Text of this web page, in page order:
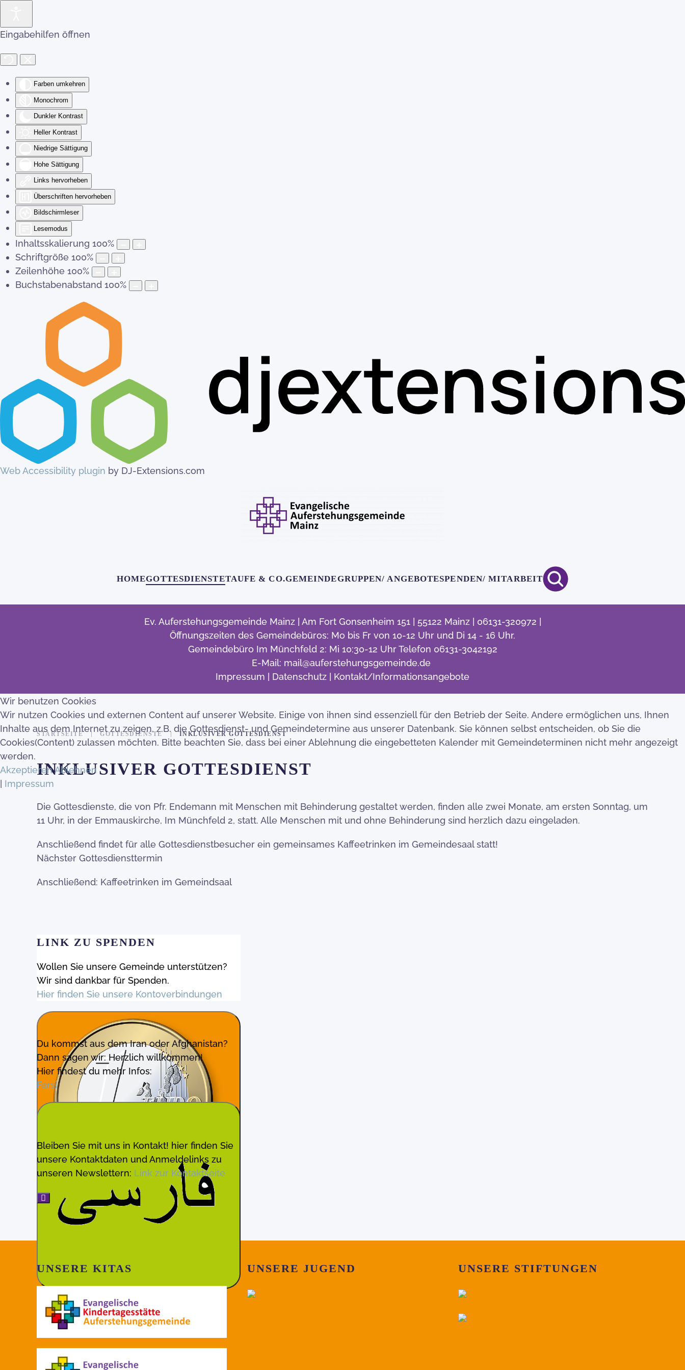
Eingabehilfen öffnen
Farben umkehren
Monochrom
Dunkler Kontrast
Heller Kontrast
Niedrige Sättigung
Hohe Sättigung
Links hervorheben
Überschriften hervorheben
Bildschirmleser
Lesemodus
Inhaltsskalierung 100%
Schriftgröße 100%
Zeilenhöhe 100%
Buchstabenabstand 100%
Web Accessibility plugin by DJ-Extensions.com
Zum Hauptinhalt springen
HOMEGOTTESDIENSTETAUFE & CO.GEMEINDEGRUPPEN/ ANGEBOTESPENDEN/ MITARBEIT
Ev. Auferstehungsgemeinde Mainz | Am Fort Gonsenheim 151 | 55122 Mainz | 06131-320972 |
Öffnungszeiten des Gemeindebüros: Mo bis Fr von 10-12 Uhr und Di 14 - 16 Uhr.
Gemeindebüro Im Münchfeld 2: Mi 10:30-12 Uhr Telefon 06131-3042192
E-Mail: mail@auferstehungsgemeinde.de
Impressum | Datenschutz | Kontakt/Informationsangebote
STARTSEITE GOTTESDIENSTE INKLUSIVER GOTTESDIENST
INKLUSIVER GOTTESDIENST
Die Gottesdienste, die von Pfr. Endemann mit Menschen mit Behinderung gestaltet werden, finden alle zwei Monate, am ersten Sonntag, um
11 Uhr, in der Emmauskirche, Im Münchfeld 2, statt. Alle Menschen mit und ohne Behinderung sind herzlich dazu eingeladen.
Anschließend findet für alle Gottesdienstbesucher ein gemeinsames Kaffeetrinken im Gemeindesaal statt!
Nächster Gottesdiensttermin
Anschließend: Kaffeetrinken im Gemeindsaal
LINK ZU SPENDEN
Wollen Sie unsere Gemeinde unterstützen?
Wir sind dankbar für Spenden.
Hier finden Sie unsere Kontoverbindungen
Du kommst aus dem Iran oder Afghanistan?
Dann sagen wir: Herzlich willkommen!
Hier findest du mehr Infos:
Farsi
Bleiben Sie mit uns in Kontakt! hier finden Sie
unsere Kontaktdaten und Anmeldelinks zu
unseren Newslettern: Link zur Kontaktseite
UNSERE KITAS UNSERE JUGEND UNSERE STIFTUNGEN
Wir benutzen Cookies
Wir nutzen Cookies und externen Content auf unserer Website. Einige von ihnen sind essenziell für den Betrieb der Seite. Andere ermöglichen uns, Ihnen
Inhalte aus dem Internet zu zeigen, z.B. die Gottesdienst- und Gemeindetermine aus unserer Datenbank. Sie können selbst entscheiden, ob Sie die
Cookies(Content) zulassen möchten. Bitte beachten Sie, dass bei einer Ablehnung die eingebetteten Kalender mit Gemeindeterminen nicht mehr angezeigt
werden.
AkzeptierenAblehnen
Impressum